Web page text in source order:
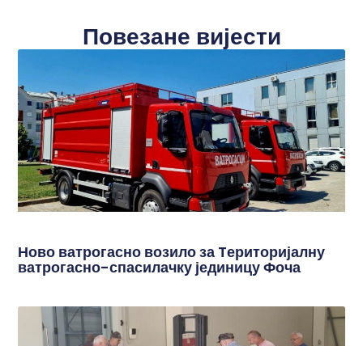
Повезане вијести
Ново ватрогасно возило за Tериторијалну
ватрогасно-спасилачку јединицу Фоча